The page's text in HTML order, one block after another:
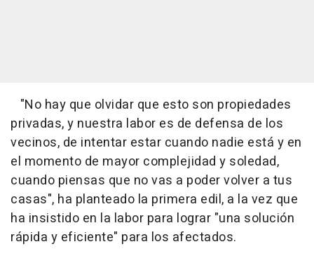
"No hay que olvidar que esto son propiedades
privadas, y nuestra labor es de defensa de los
vecinos, de intentar estar cuando nadie está y en
el momento de mayor complejidad y soledad,
cuando piensas que no vas a poder volver a tus
casas", ha planteado la primera edil, a la vez que
ha insistido en la labor para lograr "una solución
rápida y eficiente" para los afectados.